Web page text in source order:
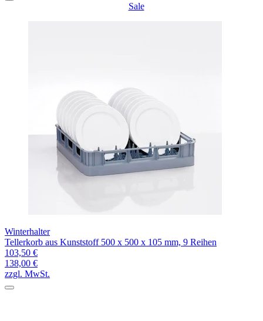
Sale
Winterhalter
Tellerkorb aus Kunststoff 500 x 500 x 105 mm, 9 Reihen
103,50 €
138,00 €
zzgl. MwSt.